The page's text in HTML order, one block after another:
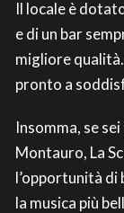
Il locale è
e di un bar
migliore
pronto a
Insomma, se
Montauro, La
l’opportunità di
la musica più